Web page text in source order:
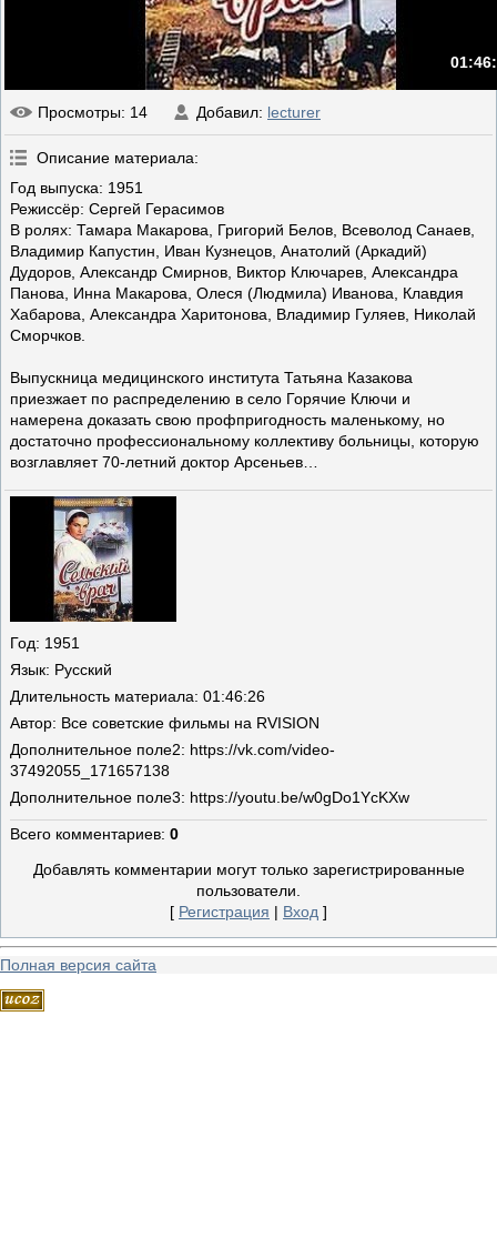
Просмотры: 14 Добавил: lecturer
Описание материала:
Год выпуска: 1951
Режиссёр: Сергей Герасимов
В ролях: Тамара Макарова, Григорий Белов, Всеволод Санаев,
Владимир Капустин, Иван Кузнецов, Анатолий (Аркадий)
Дудоров, Александр Смирнов, Виктор Ключарев, Александра
Панова, Инна Макарова, Олеся (Людмила) Иванова, Клавдия
Хабарова, Александра Харитонова, Владимир Гуляев, Николай
Сморчков.
Выпускница медицинского института Татьяна Казакова
приезжает по распределению в село Горячие Ключи и
намерена доказать свою профпригодность маленькому, но
достаточно профессиональному коллективу больницы, которую
возглавляет 70-летний доктор Арсеньев…
Год: 1951
Язык: Русский
Длительность материала: 01:46:26
Автор: Все советские фильмы на RVISION
Дополнительное поле2: https://vk.com/video-
37492055_171657138
Дополнительное поле3: https://youtu.be/w0gDo1YcKXw
Всего комментариев: 0
Добавлять комментарии могут только зарегистрированные
пользователи.
[ Регистрация | Вход ]
Полная версия сайта